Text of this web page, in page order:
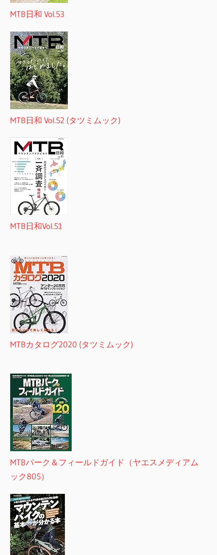
MTB日和 Vol.53
MTB日和 Vol.52 (タツミムック)
MTB日和Vol.51
MTBカタログ2020 (タツミムック)
MTBパーク＆フィールドガイド（ヤエスメディアム
ック805）